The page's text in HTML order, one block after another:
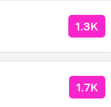
1.3K
1.7K